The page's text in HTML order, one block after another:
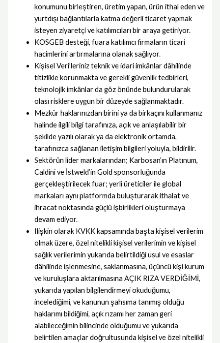
konumunu birleştiren, üretim yapan, ürün ithal eden ve
yurtdışı bağlantılarla katma değerli ticaret yapmak
isteyen ziyaretçi ve katılımcıları bir araya getiriyor.
KOSGEB desteği, fuara katılımcı firmaların ticari
hacimlerini artırmalarına olanak sağlıyor.
Kişisel Veri’leriniz teknik ve idari imkânlar dâhilinde
titizlikle korunmakta ve gerekli güvenlik tedbirleri,
teknolojik imkânlar da göz önünde bulundurularak
olası risklere uygun bir düzeyde sağlanmaktadır.
Mezkûr haklarınızdan birini ya da birkaçını kullanmanız
halinde ilgili bilgi tarafınıza, açık ve anlaşılabilir bir
şekilde yazılı olarak ya da elektronik ortamda,
tarafınızca sağlanan iletişim bilgileri yoluyla, bildirilir.
Sektörün lider markalarından; Karbosan’ın Platınum,
Caldini ve İstweld’in Gold sponsorluğunda
gerçekleştirilecek fuar; yerli üreticiler ile global
markaları aynı platformda buluşturarak ithalat ve
ihracat noktasında güçlü işbirlikleri oluşturmaya
devam ediyor.
Ilişkin olarak KVKK kapsamında başta kişisel verilerim
olmak üzere, özel nitelikli kişisel verilerimin ve kişisel
sağlık verilerimin yukarıda belirtildiği usul ve esaslar
dâhilinde işlenmesine, saklanmasına, üçüncü kişi kurum
ve kuruluşlara aktarılmasına AÇIK RIZA VERDİĞİMİ,
yukarıda yapılan bilgilendirmeyi okuduğumu,
incelediğimi, ve kanunun şahsıma tanımış olduğu
haklarımı bildiğimi, açık rızamı her zaman geri
alabileceğimin bilincinde olduğumu ve yukarıda
belirtilen amaçlar doğrultusunda kişisel ve özel nitelikli